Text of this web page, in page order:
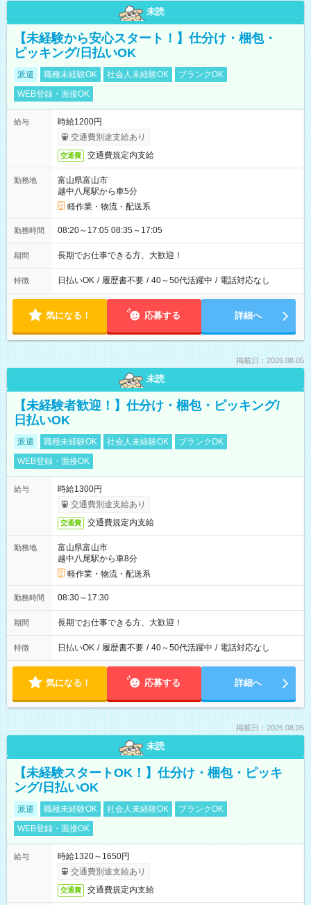
未読
【未経験から安心スタート！】仕分け・梱包・
ピッキング/日払いOK
派遣 職種未経験OK 社会人未経験OK
ブランクOK
WEB登録・面接OK
給与
時給1200円
交通費別途支給あり
交通費 交通費規定内支給
勤務地
富山県富山市
越中八尾駅から車5分
軽作業・物流・配送系
勤務時間 08:20～17:05 08:35～17:05
期間 長期でお仕事できる方、大歓迎！
特徴 日払いOK / 履歴書不要 / 40～50代活躍中 / 電話対応なし
気になる！ 応募する 詳細へ
掲載日：2026.08.05
未読
【未経験者歓迎！】仕分け・梱包・ピッキング/
日払いOK
派遣 職種未経験OK 社会人未経験OK
ブランクOK
WEB登録・面接OK
給与
時給1300円
交通費別途支給あり
交通費 交通費規定内支給
勤務地
富山県富山市
越中八尾駅から車8分
軽作業・物流・配送系
勤務時間 08:30～17:30
期間 長期でお仕事できる方、大歓迎！
特徴 日払いOK / 履歴書不要 / 40～50代活躍中 / 電話対応なし
気になる！ 応募する 詳細へ
掲載日：2026.08.05
未読
【未経験スタートOK！】仕分け・梱包・ピッキ
ング/日払いOK
派遣 職種未経験OK 社会人未経験OK
ブランクOK
WEB登録・面接OK
給与
時給1320～1650円
交通費別途支給あり
交通費 交通費規定内支給